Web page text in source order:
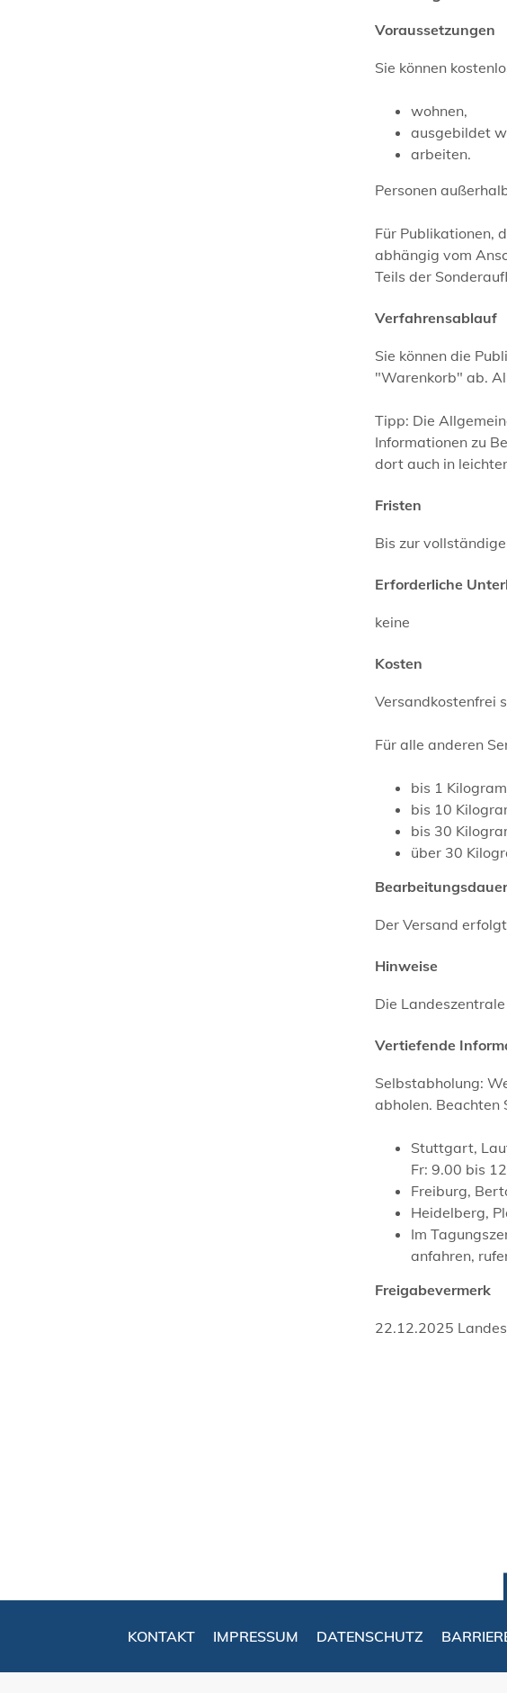
Voraussetzungen
Sie können
wohnen,
ausgebildet
arbeiten.
Personen
Für Publikationen,
abhängig vom
Teils der
Verfahrensablauf
Sie können die
"Warenkorb" ab.
Tipp: Die
Informationen zu
dort auch in
Fristen
Bis zur
Erforderliche
keine
Kosten
Versandkostenfrei
Für alle anderen
bis 1
bis 10
bis 30
über 30
Bearbeitungsdauer
Der Versand
Hinweise
Die
Vertiefende
Selbstabholung:
abholen. Beachten
Stuttgart,
Fr: 9.00 bis
Freiburg,
Heidelberg,
Im
anfahren,
Freigabevermerk
22.12.2025
KONTAKT IMPRESSUM DATENSCHUTZ